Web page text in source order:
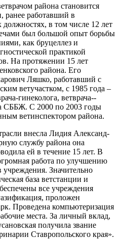
района становится
работавший в
в том числе 12 лет
был большой опыт борьбы
как бруцеллез и
практикой
На протяжении 15 лет
района. Его
Ляшко, работавший с
ветучастком, с 1985 года –
­гинеколога, ветврача-­
СББЖ. С 2000 по 2003 годы
ветинспектором района.
внесла Лидия Александ­
службу района она
ей в течение 15 лет. В
работа по улучшению
учреждения. Значительно
база ветстанции и
все учреждения
проложен
Проведена компьютеризация
места. За личный вклад,
получила звание
Ставропольского края».